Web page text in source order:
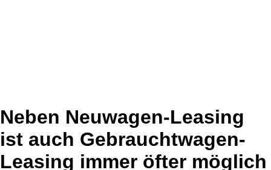
Neben Neuwagen-Leasing
ist auch Gebrauchtwagen-
Leasing immer öfter möglich